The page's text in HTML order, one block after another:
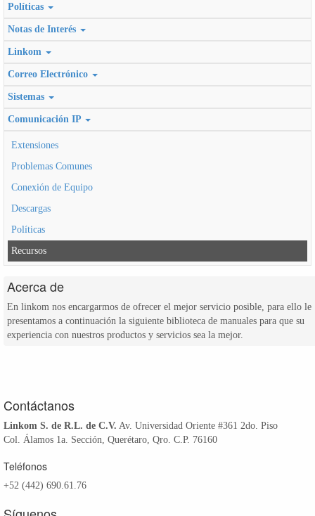
Políticas
Notas de Interés
Linkom
Correo Electrónico
Sistemas
Comunicación IP
Extensiones
Problemas Comunes
Conexión de Equipo
Descargas
Políticas
Recursos
Acerca de
En linkom nos encargarmos de ofrecer el mejor servicio posible, para ello le
presentamos a continuación la siguiente biblioteca de manuales para que su
experiencia con nuestros productos y servicios sea la mejor.
Contáctanos
Linkom S. de R.L. de C.V. Av. Universidad Oriente #361 2do. Piso
Col. Álamos 1a. Sección, Querétaro, Qro. C.P. 76160
Teléfonos
+52 (442) 690.61.76